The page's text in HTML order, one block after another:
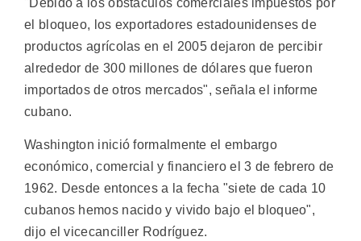
"Debido a los obstáculos comerciales impuestos por
el bloqueo, los exportadores estadounidenses de
productos agrícolas en el 2005 dejaron de percibir
alrededor de 300 millones de dólares que fueron
importados de otros mercados", señala el informe
cubano.
Washington inició formalmente el embargo
económico, comercial y financiero el 3 de febrero de
1962. Desde entonces a la fecha "siete de cada 10
cubanos hemos nacido y vivido bajo el bloqueo",
dijo el vicecanciller Rodríguez.